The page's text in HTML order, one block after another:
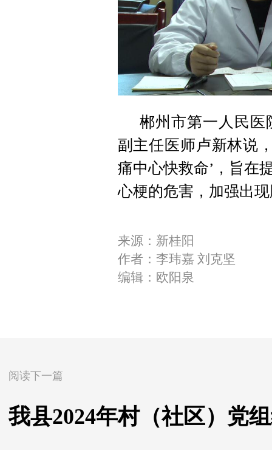
郴州市第一人民医
副主任医师卢新林说
痛中心快救命’，旨在
心梗的危害，加强出
来源：新桂阳
作者：李玮嘉 刘克坚
编辑：欧阳泉
阅读下一篇
我县2024年村（社区）党